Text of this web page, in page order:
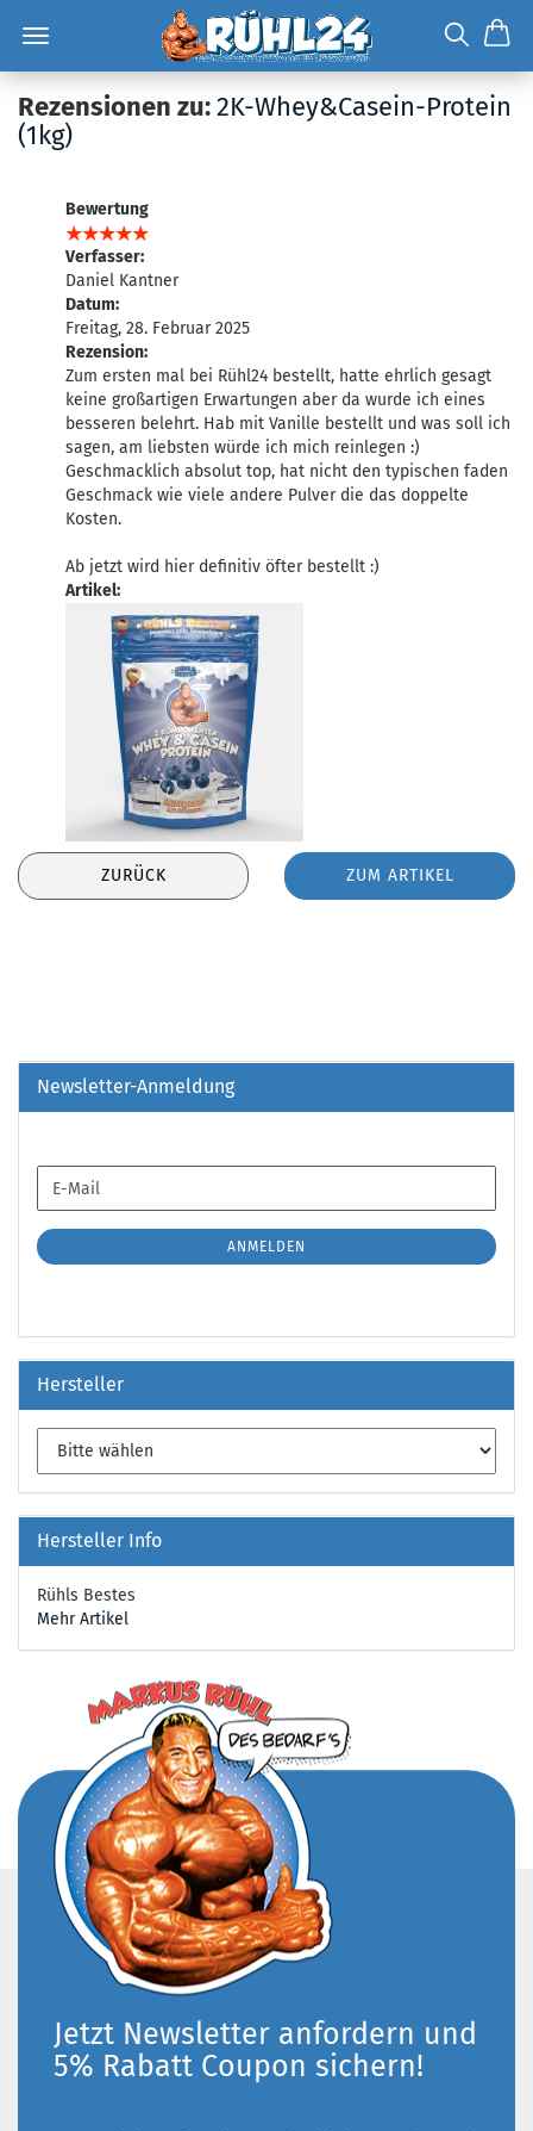
Rezensionen zu:2K-Whey&Casein-Protein
(1kg)
Bewertung
Verfasser:
Daniel Kantner
Datum:
Freitag, 28. Februar 2025
Rezension:
Zum ersten mal bei Rühl24 bestellt, hatte ehrlich gesagt
keine großartigen Erwartungen aber da wurde ich eines
besseren belehrt. Hab mit Vanille bestellt und was soll ich
sagen, am liebsten würde ich mich reinlegen :)
Geschmacklich absolut top, hat nicht den typischen faden
Geschmack wie viele andere Pulver die das doppelte
Kosten.
Ab jetzt wird hier definitiv öfter bestellt :)
Artikel:
ZURÜCK ZUM ARTIKEL
Newsletter-Anmeldung
ZUR
ANMELDUNG
E-
Mail
ANMELDEN
Hersteller
Hersteller Info
Rühls Bestes
Mehr Artikel
Jetzt Newsletter anfordern und
5% Rabatt Coupon sichern!